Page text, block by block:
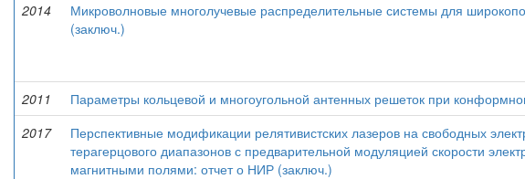
2014
Микроволновые многолучевые распределительные системы для
(заключ.)
2011
Параметры кольцевой и многоугольной антенных решеток при
2017
Перспективные модификации релятивистских лазеров на свободных
терагерцового диапазонов с предварительной модуляцией скорости
магнитными полями: отчет о НИР (заключ.)